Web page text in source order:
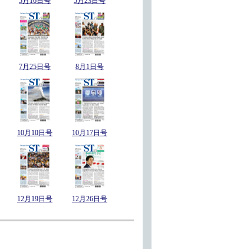
7月25日号 8月1日号
10月10日号 10月17日号
12月19日号 12月26日号